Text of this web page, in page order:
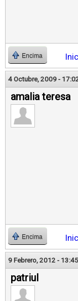
Encima
4 Octubre, 2009 -
amalia teresa
Encima
9 Febrero, 2012 - 13:45
patriul